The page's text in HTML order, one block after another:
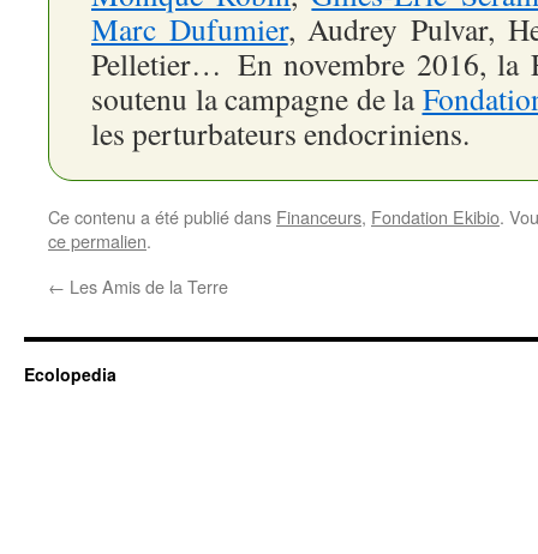
Marc Dufumier, Audrey Pulvar,
Pelletier… En novembre 2016, la
soutenu la campagne de la
les perturbateurs endocriniens.
Ce contenu a été publié dans Financeurs, Fondation Ekibio.
ce permalien.
← Les Amis de la Terre
Ecolopedia